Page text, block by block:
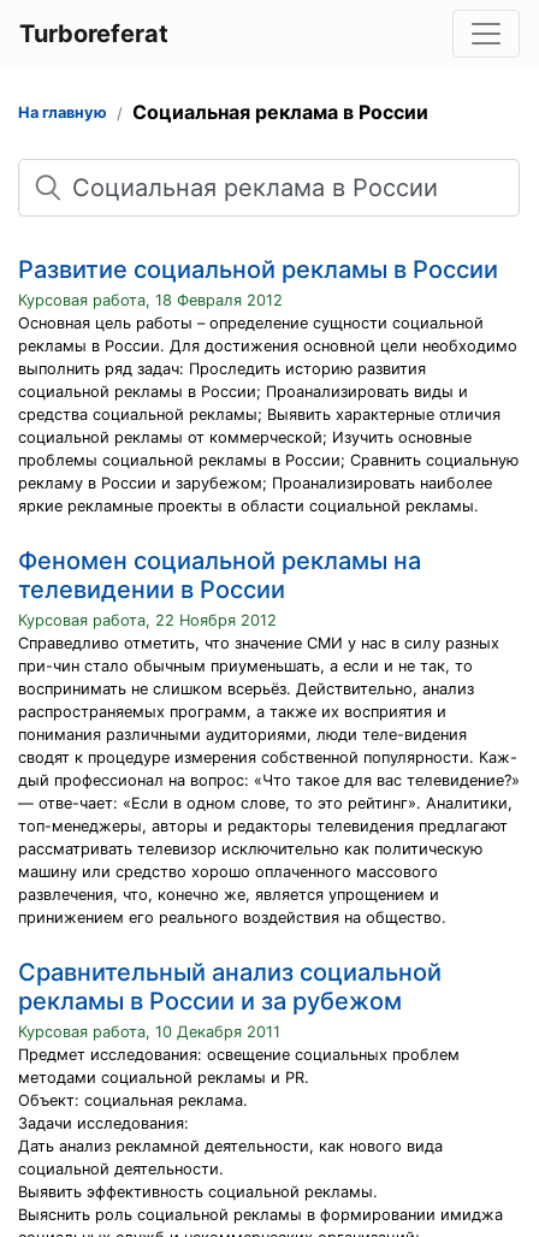
Turboreferat
На главную Социальная реклама в России
Поиск
Развитие социальной рекламы в России
Курсовая работа, 18 Февраля 2012
Основная цель работы – определение сущности социальной
рекламы в России. Для достижения основной цели необходимо
выполнить ряд задач: Проследить историю развития
социальной рекламы в России; Проанализировать виды и
средства социальной рекламы; Выявить характерные отличия
социальной рекламы от коммерческой; Изучить основные
проблемы социальной рекламы в России; Сравнить социальную
рекламу в России и зарубежом; Проанализировать наиболее
яркие рекламные проекты в области социальной рекламы.
Феномен социальной рекламы на
телевидении в России
Курсовая работа, 22 Ноября 2012
Справедливо отметить, что значение СМИ у нас в силу разных
при-чин стало обычным приуменьшать, а если и не так, то
воспринимать не слишком всерьёз. Действительно, анализ
распространяемых программ, а также их восприятия и
понимания различными аудиториями, люди теле-видения
сводят к процедуре измерения собственной популярности. Каж-
дый профессионал на вопрос: «Что такое для вас телевидение?»
— отве-чает: «Если в одном слове, то это рейтинг». Аналитики,
топ-менеджеры, авторы и редакторы телевидения предлагают
рассматривать телевизор исключительно как политическую
машину или средство хорошо оплаченного массового
развлечения, что, конечно же, является упрощением и
принижением его реального воздействия на общество.
Сравнительный анализ социальной
рекламы в России и за рубежом
Курсовая работа, 10 Декабря 2011
Предмет исследования: освещение социальных проблем
методами социальной рекламы и PR.
Объект: социальная реклама.
Задачи исследования:
Дать анализ рекламной деятельности, как нового вида
социальной деятельности.
Выявить эффективность социальной рекламы.
Выяснить роль социальной рекламы в формировании имиджа